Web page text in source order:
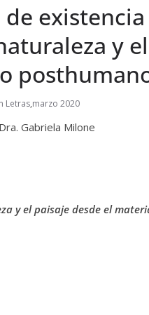
de
y el
Letras,marzo 2020
Gabriela Milone
y el paisaje desde el